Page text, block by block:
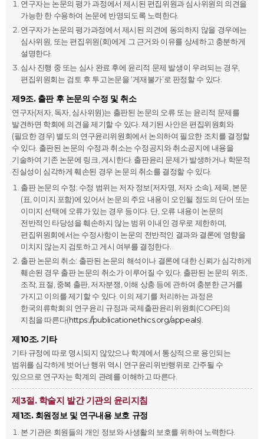
연구자는 논문의 평가 과정에서 제시된 편집위원과 심사위원의 의견을
가능한 한 수용하여 논문에 반영되도록 노력한다.
연구자가 논문의 평가과정에서 제시된 의견에 동의하지 않을 경우에는
심사위원, 또는 편집위원(회)에게 그 근거와 이유를 상세하고 충분하게
설명한다.
심사 진행 중 또는 심사 완료 후에 윤리적 문제 발생이 우려되는 경우,
편집위원회는 검토 후 투고논문을 ‘게재불가’로 판정할 수 있다.
제9조. 출판 후 논문의 수정 및 취소
연구자(저자, 독자, 심사위원)는 출판된 논문의 오류 또는 윤리적 문제를
발견하면 학회에 의견을 제기할 수 있다. 제기된 사안은 편집위원회와
(필요한 경우) 별도의 연구윤리위원회에서 논의하여 필요한 조치를 결정할
수 있다. 출판된 논문의 수정과 취소는 수정공지와 취소공지에 내용을
기술하여 기존 논문에 링크, 게시한다. 출판윤리 문제가 발생하거나 학문적
진실성이 심각하게 훼손된 경우 논문의 취소를 결정할 수 있다.
출판 논문의 수정: 수정 범위는 저자 정보(저자명, 저자 소속), 제목, 본문
(표, 이미지 포함)에 있어서 논문의 주요 내용이 오인될 정도의 단어 또는
이미지 선택에 오류가 있는 경우 등이다. 단, 오류 내용이 논문의
전반적인 타당성을 훼손하지 않는 범위 이내인 경우로 제한하며,
편집위원회에서는 수정사항이 논문의 전반적인 결과와 결론에 영향을
미치지 않는지 검토하고 게시 여부를 결정한다.
출판 논문의 취소: 출판된 논문의 해석이나 결론에 대한 신뢰가 심각하게
훼손된 경우 출판 논문의 취소가 이루어질 수 있다. 출판된 논문의 위조,
조작, 표절, 중복 출판, 저자분쟁, 이해 상충 등에 관하여 충분한 근거를
가지고 이의를 제기할 수 있다. 이의 제기를 처리하는 과정은
한국의류학회의 연구윤리 규정과 국제출판윤리위원회(COPE)의
지침을 따른다(https://publicationethics.org/appeals).
제10조. 기타
기타 규정에 따로 명시되지 않았으나 학계에서 통상적으로 용인되는
범위를 심각하게 벗어난 행위 역시 연구윤리위반행위로 간주될 수
있으므로 연구자는 학계의 관례를 이해하고 따른다.
제3절. 학술지 발간 기관의 윤리지침
제1조. 회원정보 및 연구내용 보호 규정
본 기관은 회원들의 개인 정보와 사생활의 보호를 위하여 노력한다.